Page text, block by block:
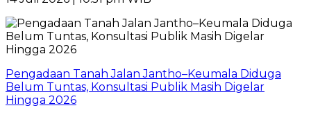
Pengadaan Tanah Jalan Jantho–Keumala Diduga
Belum Tuntas, Konsultasi Publik Masih Digelar
Hingga 2026